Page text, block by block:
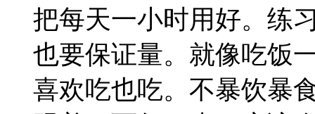
把每天一小时用好。练
也要保证量。就像吃饭
喜欢吃也吃。不暴饮暴